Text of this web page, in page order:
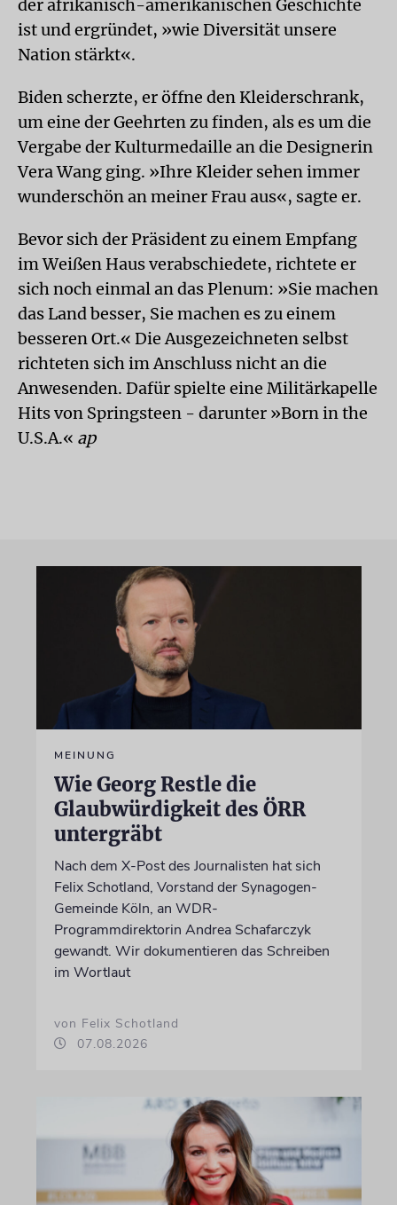
der afrikanisch-amerikanischen Geschichte
ist und ergründet, »wie Diversität unsere
Nation stärkt«.
Biden scherzte, er öffne den Kleiderschrank,
um eine der Geehrten zu finden, als es um die
Vergabe der Kulturmedaille an die Designerin
Vera Wang ging. »Ihre Kleider sehen immer
wunderschön an meiner Frau aus«, sagte er.
Bevor sich der Präsident zu einem Empfang
im Weißen Haus verabschiedete, richtete er
sich noch einmal an das Plenum: »Sie machen
das Land besser, Sie machen es zu einem
besseren Ort.« Die Ausgezeichneten selbst
richteten sich im Anschluss nicht an die
Anwesenden. Dafür spielte eine Militärkapelle
Hits von Springsteen - darunter »Born in the
U.S.A.« ap
MEINUNG
Wie Georg Restle die
Glaubwürdigkeit des ÖRR
untergräbt
Nach dem X-Post des Journalisten hat sich
Felix Schotland, Vorstand der Synagogen-
Gemeinde Köln, an WDR-
Programmdirektorin Andrea Schafarczyk
gewandt. Wir dokumentieren das Schreiben
im Wortlaut
von Felix Schotland
07.08.2026